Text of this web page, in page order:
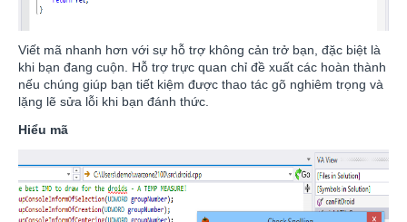
Viết mã nhanh hơn với sự hỗ trợ không cản trở bạn, đặc biệt là
khi bạn đang cuộn. Hỗ trợ trực quan chỉ đề xuất các hoàn thành
nếu chúng giúp bạn tiết kiệm được thao tác gõ nghiêm trọng và
lặng lẽ sửa lỗi khi bạn đánh thức.
Hiểu mã